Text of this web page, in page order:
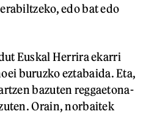
edo bat edo
Euskal Herrira ekarri
buruzko eztabaida. Eta,
bazuten reggaetona-
Orain, norbaitek